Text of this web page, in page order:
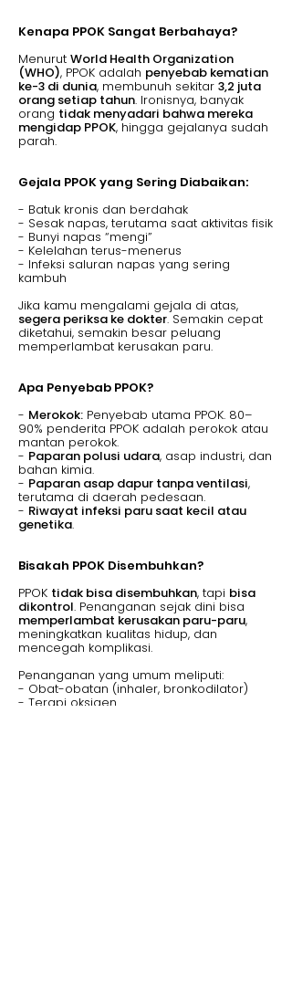
Kenapa PPOK Sangat Berbahaya?
Menurut World Health Organization
(WHO), PPOK adalah penyebab kematian
ke-3 di dunia, membunuh sekitar 3,2 juta
orang setiap tahun. Ironisnya, banyak
orang tidak menyadari bahwa mereka
mengidap PPOK, hingga gejalanya sudah
parah.
Gejala PPOK yang Sering Diabaikan:
- Batuk kronis dan berdahak
- Sesak napas, terutama saat aktivitas fisik
- Bunyi napas “mengi”
- Kelelahan terus-menerus
- Infeksi saluran napas yang sering
kambuh
Jika kamu mengalami gejala di atas,
segera periksa ke dokter. Semakin cepat
diketahui, semakin besar peluang
memperlambat kerusakan paru.
Apa Penyebab PPOK?
- Merokok: Penyebab utama PPOK. 80–
90% penderita PPOK adalah perokok atau
mantan perokok.
- Paparan polusi udara, asap industri, dan
bahan kimia.
- Paparan asap dapur tanpa ventilasi,
terutama di daerah pedesaan.
- Riwayat infeksi paru saat kecil atau
genetika.
Bisakah PPOK Disembuhkan?
PPOK tidak bisa disembuhkan, tapi bisa
dikontrol. Penanganan sejak dini bisa
memperlambat kerusakan paru-paru,
meningkatkan kualitas hidup, dan
mencegah komplikasi.
Penanganan yang umum meliputi:
- Obat-obatan (inhaler, bronkodilator)
- Terapi oksigen